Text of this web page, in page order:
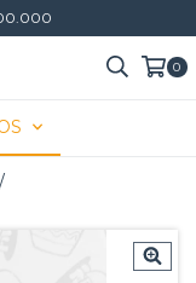
0
/